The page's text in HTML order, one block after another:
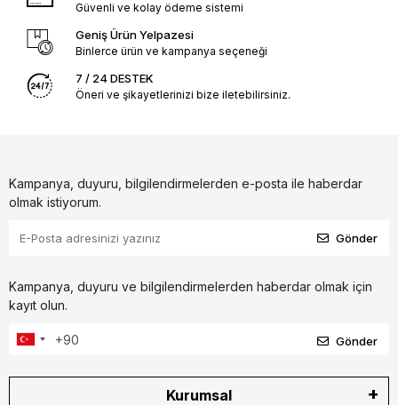
Güvenli ve kolay ödeme sistemi
Geniş Ürün Yelpazesi
Binlerce ürün ve kampanya seçeneği
7 / 24 DESTEK
Öneri ve şikayetlerinizi bize iletebilirsiniz.
Kampanya, duyuru, bilgilendirmelerden e-posta ile haberdar
olmak istiyorum.
Gönder
Kampanya, duyuru ve bilgilendirmelerden haberdar olmak için
kayıt olun.
Gönder
Kurumsal